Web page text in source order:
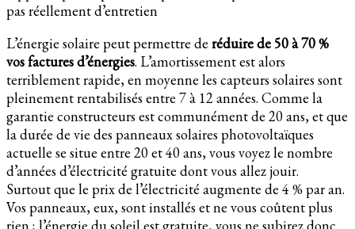
pas réellement d’entretien
L’énergie solaire peut permettre de réduire de 50 à 70 %
vos factures d’énergies. L’amortissement est alors
terriblement rapide, en moyenne les capteurs solaires sont
pleinement rentabilisés entre 7 à 12 années. Comme la
garantie constructeurs est communément de 20 ans, et que
la durée de vie des panneaux solaires photovoltaïques
actuelle se situe entre 20 et 40 ans, vous voyez le nombre
d’années d’électricité gratuite dont vous allez jouir.
Surtout que le prix de l’électricité augmente de 4 % par an.
Vos panneaux, eux, sont installés et ne vous coûtent plus
rien ; l’énergie du soleil est gratuite, vous ne subirez donc